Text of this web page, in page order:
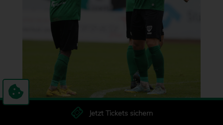
Jetzt Tickets sichern